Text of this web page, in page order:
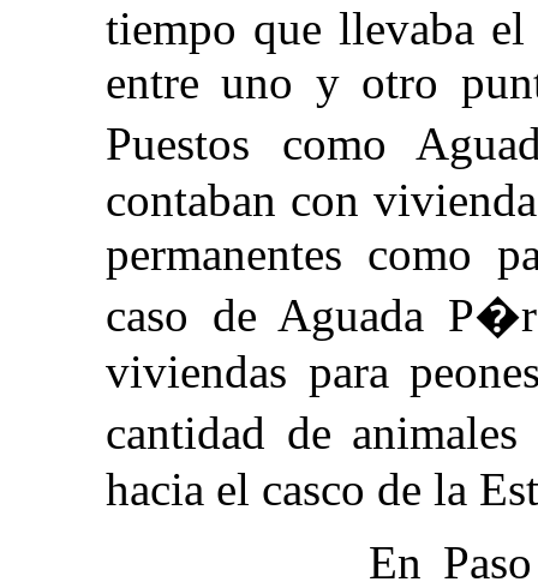
tiempo que llevaba
entre uno y otro
Puestos como
contaban con
permanentes como
caso de Aguada
viviendas para
cantidad de
hacia el casco de la
En Paso